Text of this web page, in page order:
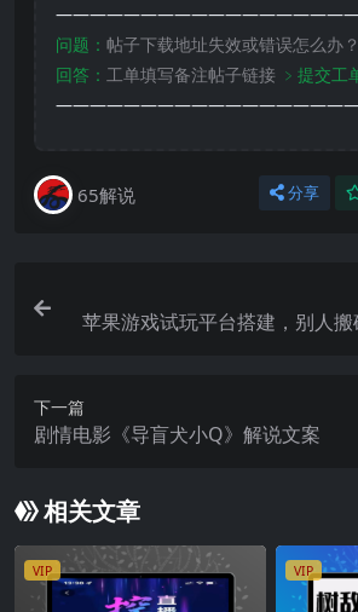
问题： 帖子下载地址失效或错误怎么办？
回答： 工单填写备注帖子链接 ﹥提交工
65解说 分享
苹果游戏试玩平台搭建，别人
下一篇
剧情电影《导盲犬小Q》解说文案
相关文章
VIP VIP